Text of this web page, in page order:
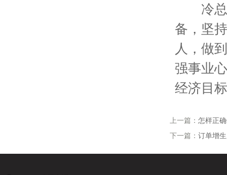
冷总
备，坚
人，做
强事业
经济目
上一篇： 怎样正
下一篇： 订单增